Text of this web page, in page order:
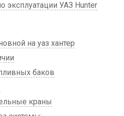
эксплуатации УАЗ Hunter
на уаз хантер
баков
краны